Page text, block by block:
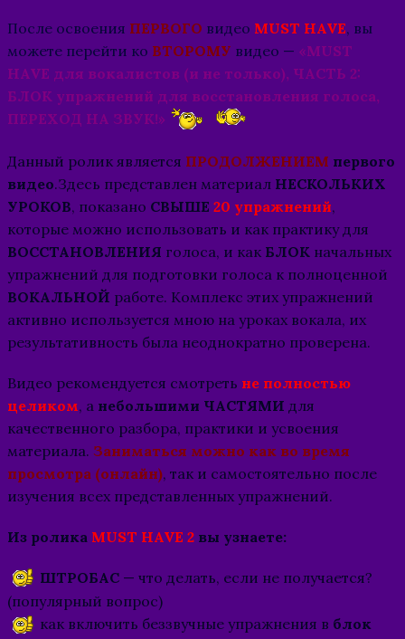
После освоения ПЕРВОГО видео MUST HAVE, вы
можете перейти ко ВТОРОМУ видео — «MUST
HAVE для вокалистов (и не только), ЧАСТЬ 2:
БЛОК упражнений для восстановления голоса,
ПЕРЕХОД НА ЗВУК!»
Данный ролик является ПРОДОЛЖЕНИЕМ первого
видео.Здесь представлен материал НЕСКОЛЬКИХ
УРОКОВ, показано СВЫШЕ 20 упражнений,
которые можно использовать и как практику для
ВОССТАНОВЛЕНИЯ голоса, и как БЛОК начальных
упражнений для подготовки голоса к полноценной
ВОКАЛЬНОЙ работе. Комплекс этих упражнений
активно используется мною на уроках вокала, их
результативность была неоднократно проверена.
Видео рекомендуется смотреть не полностью
целиком, а небольшими ЧАСТЯМИ для
качественного разбора, практики и усвоения
материала. Заниматься можно как во время
просмотра (онлайн), так и самостоятельно после
изучения всех представленных упражнений.
Из ролика MUST HAVE 2 вы узнаете:
ШТРОБАС — что делать, если не получается?
(популярный вопрос)
как включить беззвучные упражнения в блок